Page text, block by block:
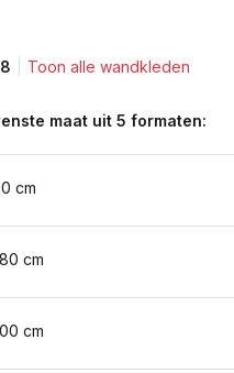
Toon alle wandkleden
maat uit 5 formaten:
cm
cm
cm